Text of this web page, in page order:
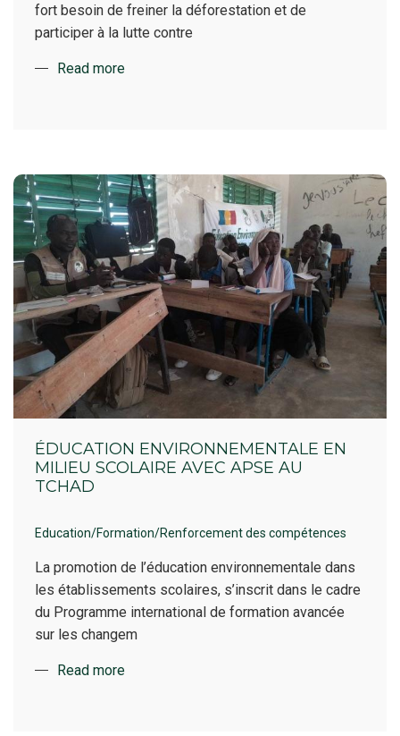
fort besoin de freiner la déforestation et de
participer à la lutte contre
Read more
ÉDUCATION ENVIRONNEMENTALE EN
MILIEU SCOLAIRE AVEC APSE AU
TCHAD
Education/Formation/Renforcement des compétences
La promotion de l’éducation environnementale dans
les établissements scolaires, s’inscrit dans le cadre
du Programme international de formation avancée
sur les changem
Read more